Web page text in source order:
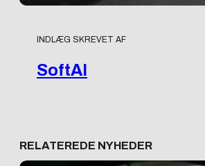
INDLÆG SKREVET AF
SoftAI
RELATEREDE NYHEDER